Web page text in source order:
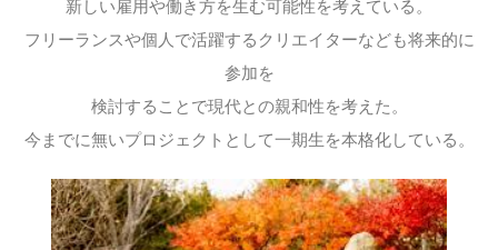
新しい雇用や働き方を生む可能性を考えている。
フリーランスや個人で活躍するクリエイターなども将来的に
参加を
検討することで現代との親和性を考えた。
今までに無いプロジェクトとして一期生を本格化している。